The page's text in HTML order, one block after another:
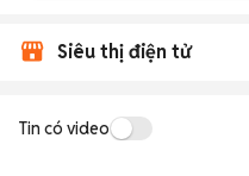
Siêu thị điện tử
Tin có video